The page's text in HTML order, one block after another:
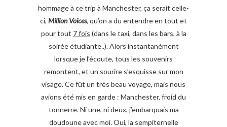
hommage à ce trip à Manchester, ça serait celle-
ci, Million Voices, qu’on a du entendre en tout et
pour tout 7 fois (dans le taxi, dans les bars, à la
soirée étudiante..). Alors instantanément
lorsque je l’écoute, tous les souvenirs
remontent, et un sourire s’esquisse sur mon
visage. Ce fût un très beau voyage, mais nous
avions été mis en garde : Manchester, froid du
tonnerre. Ni une, ni deux, j’embarquais ma
doudoune avec moi. Oui, la sempiternelle